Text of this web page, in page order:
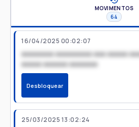
MOVIMENTOS
64
16/04/2025 00:02:07
xxxxxxxx xxxxxxxxx xxx xxxxx
xxxxx xxxxxx xxxxxxx
Desbloquear
25/03/2025 13:02:24